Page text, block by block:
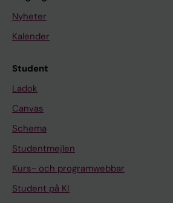
Nyheter
Kalender
Student
Ladok
Canvas
Schema
Studentmejlen
Kurs- och programwebbar
Student på KI